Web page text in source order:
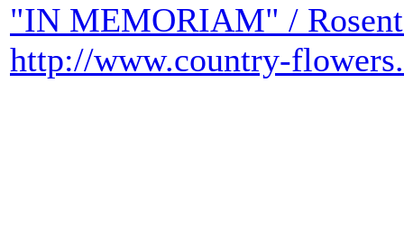
"IN MEMORIAM" /
http://www.country-